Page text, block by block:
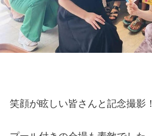
笑顔が眩しい皆さんと記念撮影！